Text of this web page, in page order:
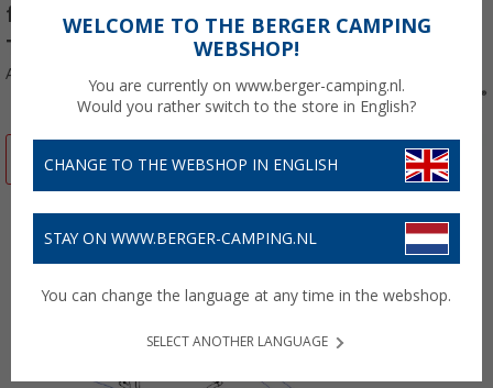
fietsendrager Excellent LV / SV zwart -
Thule onderdeelnummer 1500603213
Artikelnr: 759777
-5%
WELCOME TO THE BERGER CAMPING
WEBSHOP!
You are currently on www.berger-camping.nl.
Would you rather switch to the store in English?
CHANGE TO THE WEBSHOP IN ENGLISH
STAY ON WWW.BERGER-CAMPING.NL
You can change the language at any time in the webshop.
SELECT ANOTHER LANGUAGE